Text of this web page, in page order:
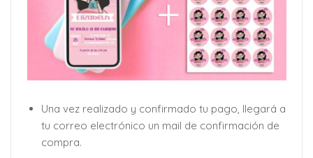
Una vez realizado y confirmado tu pago, llegará a
tu correo electrónico un mail de confirmación de
compra.